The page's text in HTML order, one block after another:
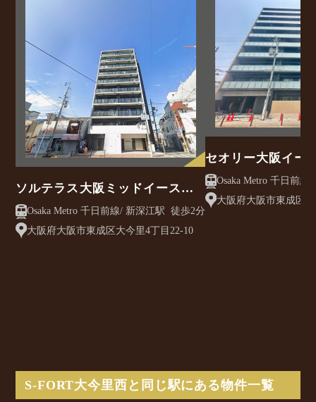
ソルテラス大阪ミッドイースト
クレアスト
Osaka Metro 千日前線/ 新深江駅 徒歩2分
大阪府大阪市東成区大今里4丁目22-10
セオリー大阪イー
大阪府大阪市東成区
S-FORT大今里西と同じ駅にある物件一覧